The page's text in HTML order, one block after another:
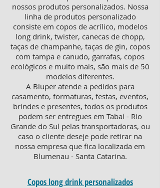
nossos produtos personalizados. Nossa
linha de produtos personalizado
consiste em copos de acrílico, modelos
long drink, twister, canecas de chopp,
taças de champanhe, taças de gin, copos
com tampa e canudo, garrafas, copos
ecológicos e muito mais, são mais de 50
modelos diferentes.
A Bluper atende a pedidos para
casamento, formaturas, festas, eventos,
brindes e presentes, todos os produtos
podem ser entregues em Tabaí - Rio
Grande do Sul pelas transportadoras, ou
caso o cliente deseje pode retirar na
nossa empresa que fica localizada em
Blumenau - Santa Catarina.
Copos long drink personalizados